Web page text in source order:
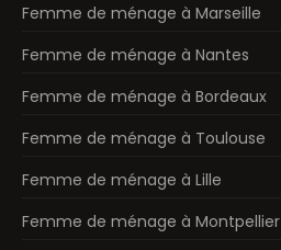
Femme de ménage à Marseille
Femme de ménage à Nantes
Femme de ménage à Bordeaux
Femme de ménage à Toulouse
Femme de ménage à Lille
Femme de ménage à Montpellier